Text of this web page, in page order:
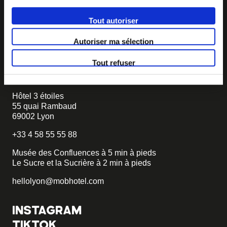
Tout autoriser
Autoriser ma sélection
Tout refuser
Vous souhaitez créer votre MOB HOTEL et prendre part
écrivez-nous et racontez nous votre
projet, nous vous dirons comment faire.
becomemob@mobhotel.com
TROUVER MOB HOTEL
Hôtel 3 étoiles
55 quai Rambaud
69002 Lyon
+33 4 58 55 55 88
Musée des Confluences à 5 min à pieds
Le Sucre et la Sucrière à 2 min à pieds
hellolyon@mobhotel.com
INSTAGRAM